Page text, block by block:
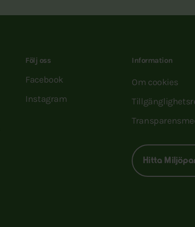
Följ oss
Facebook
Instagram
Information
Om cookies
Hitta